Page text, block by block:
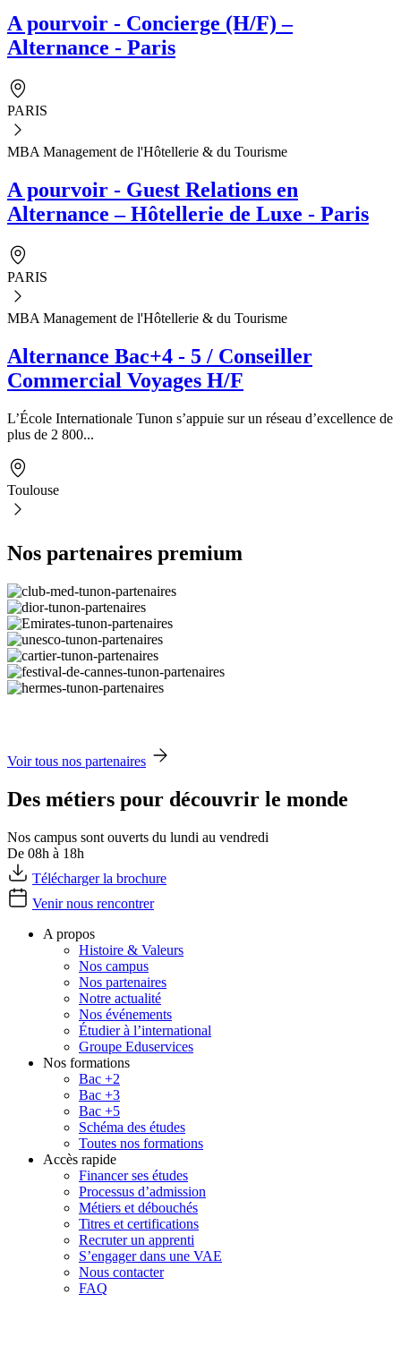
A pourvoir - Concierge (H/F) –
Alternance - Paris
PARIS
MBA Management de l'Hôtellerie & du Tourisme
A pourvoir - Guest Relations en
Alternance – Hôtellerie de Luxe - Paris
PARIS
MBA Management de l'Hôtellerie & du Tourisme
Alternance Bac+4 - 5 / Conseiller
Commercial Voyages H/F
L’École Internationale Tunon s’appuie sur un réseau d’excellence de
plus de 2 800...
Toulouse
Nos partenaires premium
Voir tous nos partenaires
Des métiers pour découvrir le monde
Nos campus sont ouverts du lundi au vendredi
De 08h à 18h
Télécharger la brochure
Venir nous rencontrer
A propos
Histoire & Valeurs
Nos campus
Nos partenaires
Notre actualité
Nos événements
Étudier à l’international
Groupe Eduservices
Nos formations
Bac +2
Bac +3
Bac +5
Schéma des études
Toutes nos formations
Accès rapide
Financer ses études
Processus d’admission
Métiers et débouchés
Titres et certifications
Recruter un apprenti
S’engager dans une VAE
Nous contacter
FAQ